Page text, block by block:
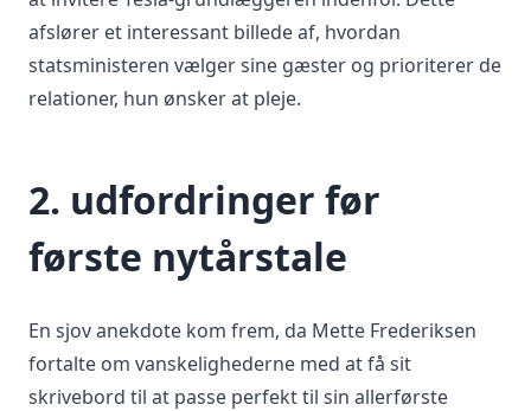
afslører et interessant billede af, hvordan
statsministeren vælger sine gæster og prioriterer de
relationer, hun ønsker at pleje.
2. udfordringer før
første nytårstale
En sjov anekdote kom frem, da Mette Frederiksen
fortalte om vanskelighederne med at få sit
skrivebord til at passe perfekt til sin allerførste